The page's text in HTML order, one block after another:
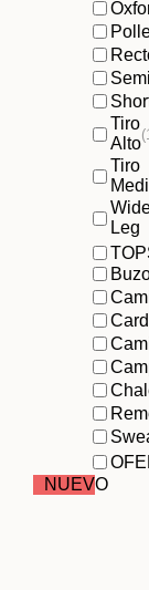
Tiro
Alto
Tiro
Leg
NUEVO